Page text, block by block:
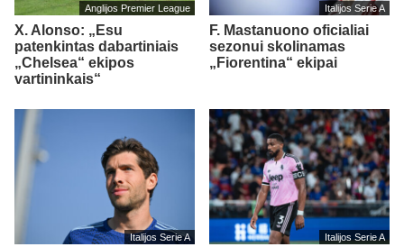
Anglijos Premier League
X. Alonso: „Esu
patenkintas dabartiniais
„Chelsea“ ekipos
vartininkais“
Italijos Serie A
F. Mastanuono oficialiai
sezonui skolinamas
„Fiorentina“ ekipai
Italijos Serie A Italijos Serie A